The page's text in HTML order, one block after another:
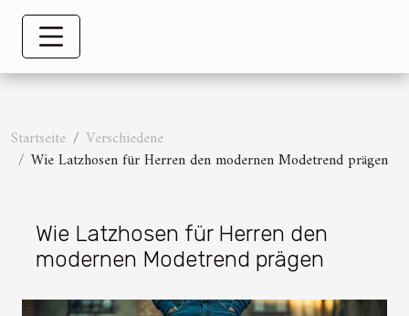
Startseite
Verschiedene
Wie Latzhosen für Herren den modernen Modetrend prägen
Wie Latzhosen für Herren den
modernen Modetrend prägen